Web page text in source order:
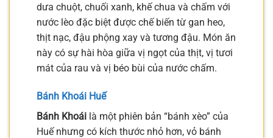
dưa chuột, chuối xanh, khế chua và chấm với
nước lèo đặc biệt được chế biến từ gan heo,
thịt nạc, đậu phộng xay và tương đậu. Món ăn
này có sự hài hòa giữa vị ngọt của thịt, vị tươi
mát của rau và vị béo bùi của nước chấm.
Bánh Khoái Huế
Bánh Khoái là một phiên bản “bánh xèo” của
Huế nhưng có kích thước nhỏ hơn, vỏ bánh